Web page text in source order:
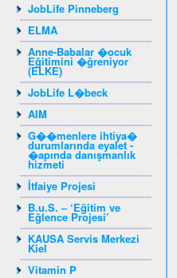
JobLife Pinneberg
ELMA
Anne-Babalar �ocuk
Eğitimini �ğreniyor
(ELKE)
JobLife L�beck
AIM
G��menlere ihtiya�
durumlarında eyalet -
�apında danışmanlık
hizmeti
İtfaiye Projesi
B.u.S. – ‘Eğitim ve
Eğlence Projesi’
KAUSA Servis Merkezi
Kiel
Vitamin P